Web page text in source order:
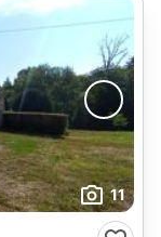
11